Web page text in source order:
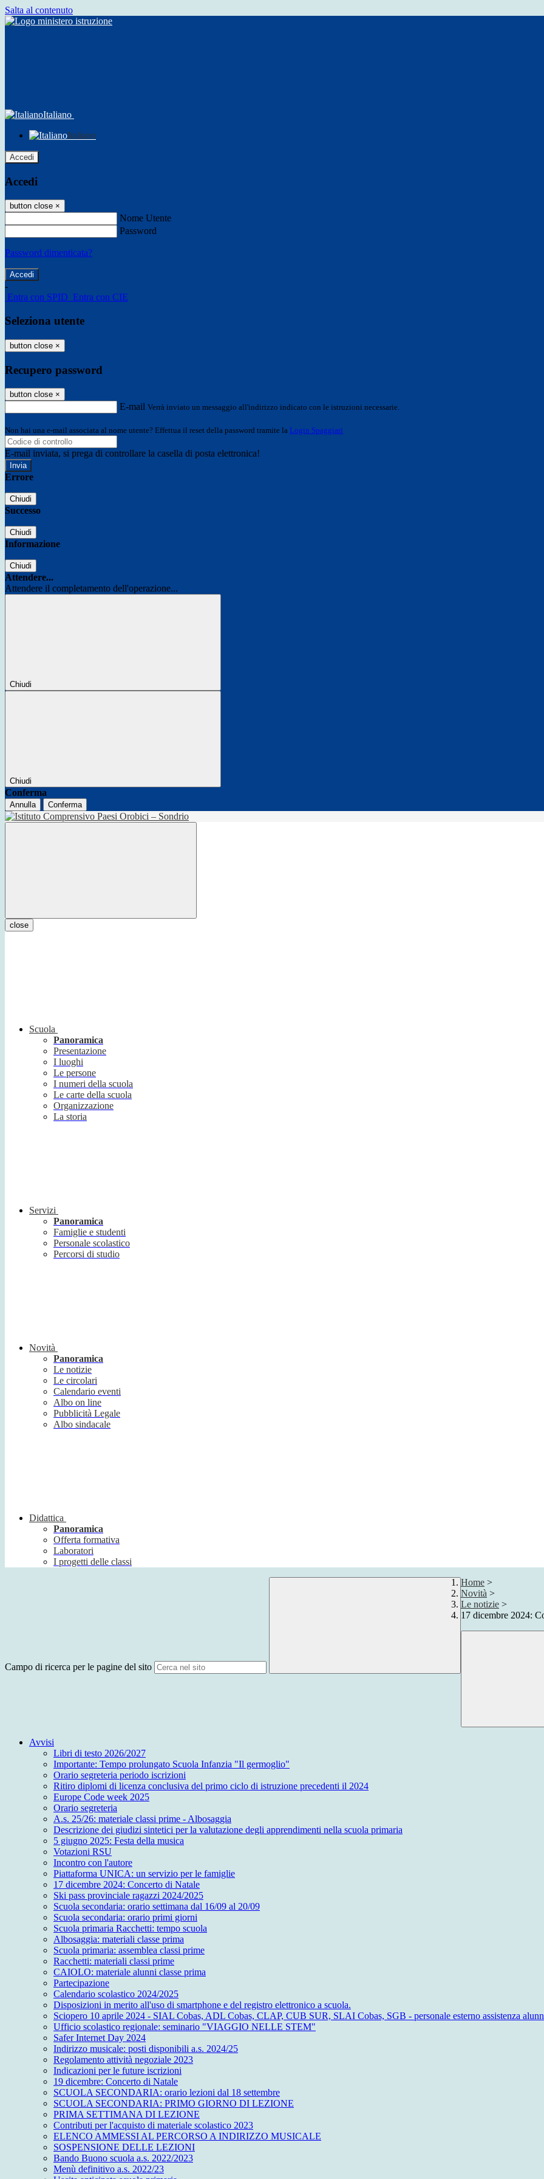
Salta al contenuto
Italiano
Italiano
Accedi
Accedi
button close ×
Nome Utente
Password
Password dimenticata?
-
Entra con SPID Entra con CIE
Seleziona utente
button close ×
Recupero password
button close ×
E-mail Verrà inviato un messaggio all'indirizzo indicato con le istruzioni necessarie.
Non hai una e-mail associata al nome utente? Effettua il reset della password tramite la Login Spaggiari
E-mail inviata, si prega di controllare la casella di posta elettronica!
Errore
Chiudi
Successo
Chiudi
Informazione
Chiudi
Attendere...
Attendere il completamento dell'operazione...
Chiudi
Chiudi
Conferma
Annulla Conferma
close
Scuola
Panoramica
Presentazione
I luoghi
Le persone
I numeri della scuola
Le carte della scuola
Organizzazione
La storia
Servizi
Panoramica
Famiglie e studenti
Personale scolastico
Percorsi di studio
Novità
Panoramica
Le notizie
Le circolari
Calendario eventi
Albo on line
Pubblicità Legale
Albo sindacale
Didattica
Panoramica
Offerta formativa
Laboratori
I progetti delle classi
Campo di ricerca per le pagine del sito
Home >
Novità >
Le notizie >
17 dicembre 2024:
Avvisi
Libri di testo 2026/2027
Importante: Tempo prolungato Scuola Infanzia "Il germoglio"
Orario segreteria periodo iscrizioni
Ritiro diplomi di licenza conclusiva del primo ciclo di istruzione precedenti il 2024
Europe Code week 2025
Orario segreteria
A.s. 25/26: materiale classi prime - Albosaggia
Descrizione dei giudizi sintetici per la valutazione degli apprendimenti nella scuola primaria
5 giugno 2025: Festa della musica
Votazioni RSU
Incontro con l'autore
Piattaforma UNICA: un servizio per le famiglie
17 dicembre 2024: Concerto di Natale
Ski pass provinciale ragazzi 2024/2025
Scuola secondaria: orario settimana dal 16/09 al 20/09
Scuola secondaria: orario primi giorni
Scuola primaria Racchetti: tempo scuola
Albosaggia: materiali classe prima
Scuola primaria: assemblea classi prime
Racchetti: materiali classi prime
CAIOLO: materiale alunni classe prima
Partecipazione
Calendario scolastico 2024/2025
Disposizioni in merito all'uso di smartphone e del registro elettronico a scuola.
Sciopero 10 aprile 2024 - SIAL Cobas, ADL Cobas, CLAP, CUB SUR, SLAI Cobas, SGB - personale esterno assistenza
Ufficio scolastico regionale: seminario "VIAGGIO NELLE STEM"
Safer Internet Day 2024
Indirizzo musicale: posti disponibili a.s. 2024/25
Regolamento attività negoziale 2023
Indicazioni per le future iscrizioni
19 dicembre: Concerto di Natale
SCUOLA SECONDARIA: orario lezioni dal 18 settembre
SCUOLA SECONDARIA: PRIMO GIORNO DI LEZIONE
PRIMA SETTIMANA DI LEZIONE
Contributi per l'acquisto di materiale scolastico 2023
ELENCO AMMESSI AL PERCORSO A INDIRIZZO MUSICALE
SOSPENSIONE DELLE LEZIONI
Bando Buono scuola a.s. 2022/2023
Menù definitivo a.s. 2022/23